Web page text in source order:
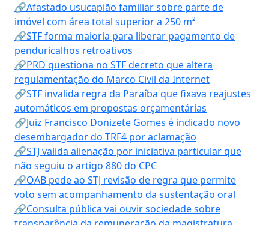
🔗Afastado usucapião familiar sobre parte de
imóvel com área total superior a 250 m²
🔗STF forma maioria para liberar pagamento de
penduricalhos retroativos
🔗PRD questiona no STF decreto que altera
regulamentação do Marco Civil da Internet
🔗STF invalida regra da Paraíba que fixava reajustes
automáticos em propostas orçamentárias
🔗Juiz Francisco Donizete Gomes é indicado novo
desembargador do TRF4 por aclamação
🔗STJ valida alienação por iniciativa particular que
não seguiu o artigo 880 do CPC
🔗OAB pede ao STJ revisão de regra que permite
voto sem acompanhamento da sustentação oral
🔗Consulta pública vai ouvir sociedade sobre